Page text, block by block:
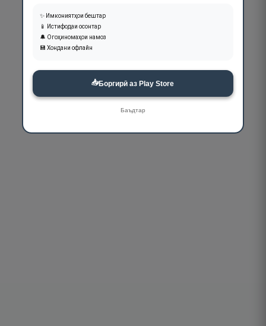
✨ Имкониятҳои бештар
📱 Истифодаи осонтар
🔔 Огоҳиномаҳои намоз
💾 Хондани офлайн
📥Боргирӣ аз Play Store
Баъдтар